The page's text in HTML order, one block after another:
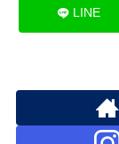
LINE